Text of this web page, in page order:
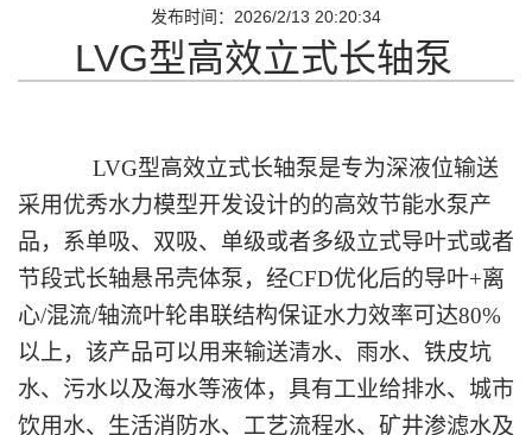
发布时间：2026/2/13 20:20:34
LVG型高效立式长轴泵
LVG型高效立式长轴泵是专为深液位输送
采用优秀水力模型开发设计的的高效节能水泵产
品， 系单吸、双吸、单级或者多级立式导叶式或者
节段式长轴悬吊壳体泵， 经CFD优化后的‌导叶+离
心/混流/轴流叶轮串联‌结构保证水力效率可达‌80%
以上‌， 该产品可以用来输送清水、雨水、铁皮坑
水、污水以及海水等液体，具有工业给排水、城市
饮用水、生活消防水、工艺流程水、矿井渗滤水及